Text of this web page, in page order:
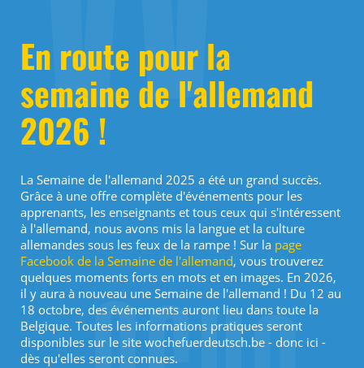
En route pour la
semaine de l'allemand
2026 !
La Semaine de l'allemand 2025 a été un grand succès.
Grâce à une offre complète d'événements pour les
apprenants, les enseignants et tous ceux qui s'intéressent
à l'allemand, nous avons mis la langue et la culture
allemandes sous les feux de la rampe ! Sur la page
Facebook de la Semaine de l'allemand, vous trouverez
quelques moments forts en mots et en images. En 2026,
il y aura à nouveau une Semaine de l'allemand ! Du 12 au
18 octobre, des événements auront lieu dans toute la
Belgique. Toutes les informations pratiques seront
disponibles sur le site wochefuerdeutsch.be - donc ici -
dès qu'elles seront connues.